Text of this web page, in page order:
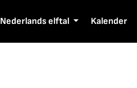
Nederlands elftal Kalender